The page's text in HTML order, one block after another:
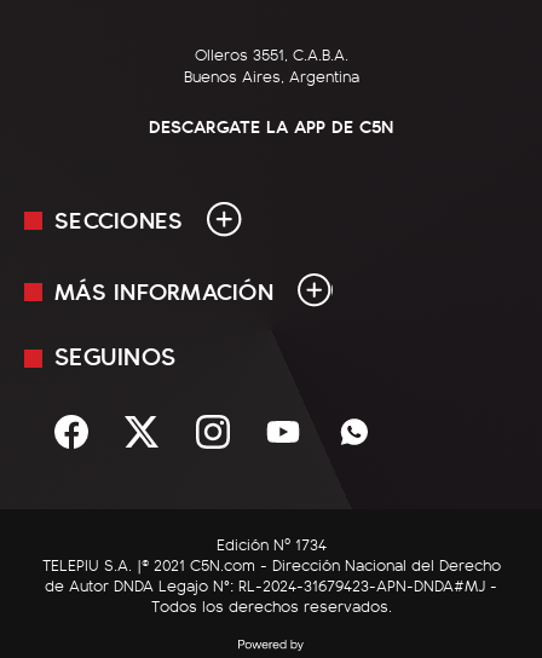
Olleros 3551, C.A.B.A.
Buenos Aires, Argentina
DESCARGATE LA APP DE C5N
SECCIONES
En Vivo
Sociedad
C5N Autos
RatingCero
MÁS INFORMACIÓN
Mediakit
Términos y condiciones
SEGUINOS
Edición Nº 1734
TELEPIU S.A. |© 2021 C5N.com - Dirección Nacional del Derecho
de Autor DNDA Legajo N°: RL-2024-31679423-APN-DNDA#MJ -
Todos los derechos reservados.